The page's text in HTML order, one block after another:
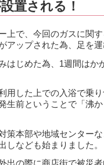
置される！
上で、今回のガスに関
アップされた為、足を運
はじめた為、1週間はか
用した上での入浴で乗
生前ということで「沸
策本部や地域センター
しなども始まりました。